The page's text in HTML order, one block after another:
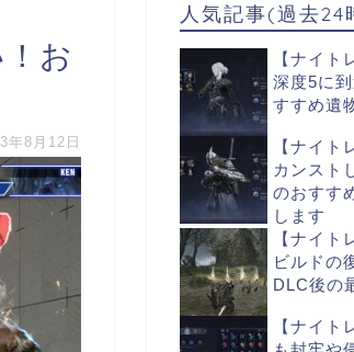
お
年8月12日
人気記事(過去24
【ナイ
深度5に
すすめ遺
【ナイト
カンスト
のおすす
します
【ナイト
ビルドの
DLC後の
【ナイト